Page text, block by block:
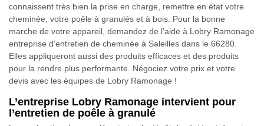
connaissent très bien la prise en charge, remettre en état votre
cheminée, votre poêle à granulés et à bois. Pour la bonne
marche de votre appareil, demandez de l’aide à Lobry Ramonage
entreprise d’entretien de cheminée à Saleilles dans le 66280.
Elles appliqueront aussi des produits efficaces et des produits
pour la rendre plus performante. Négociez votre prix et votre
devis avec les équipes de Lobry Ramonage !
L’entreprise Lobry Ramonage intervient pour
l’entretien de poêle à granulé